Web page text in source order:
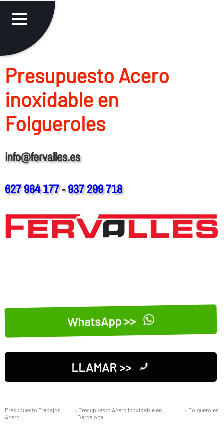
Presupuesto Acero
inoxidable en
Folgueroles
info@fervalles.es
627 964 177-937 299 718
WhatsApp >>
LLAMAR >>
Presupuesto Trabajos
Acero
Presupuesto Acero Inoxidable en
Barcelona
Folgueroles